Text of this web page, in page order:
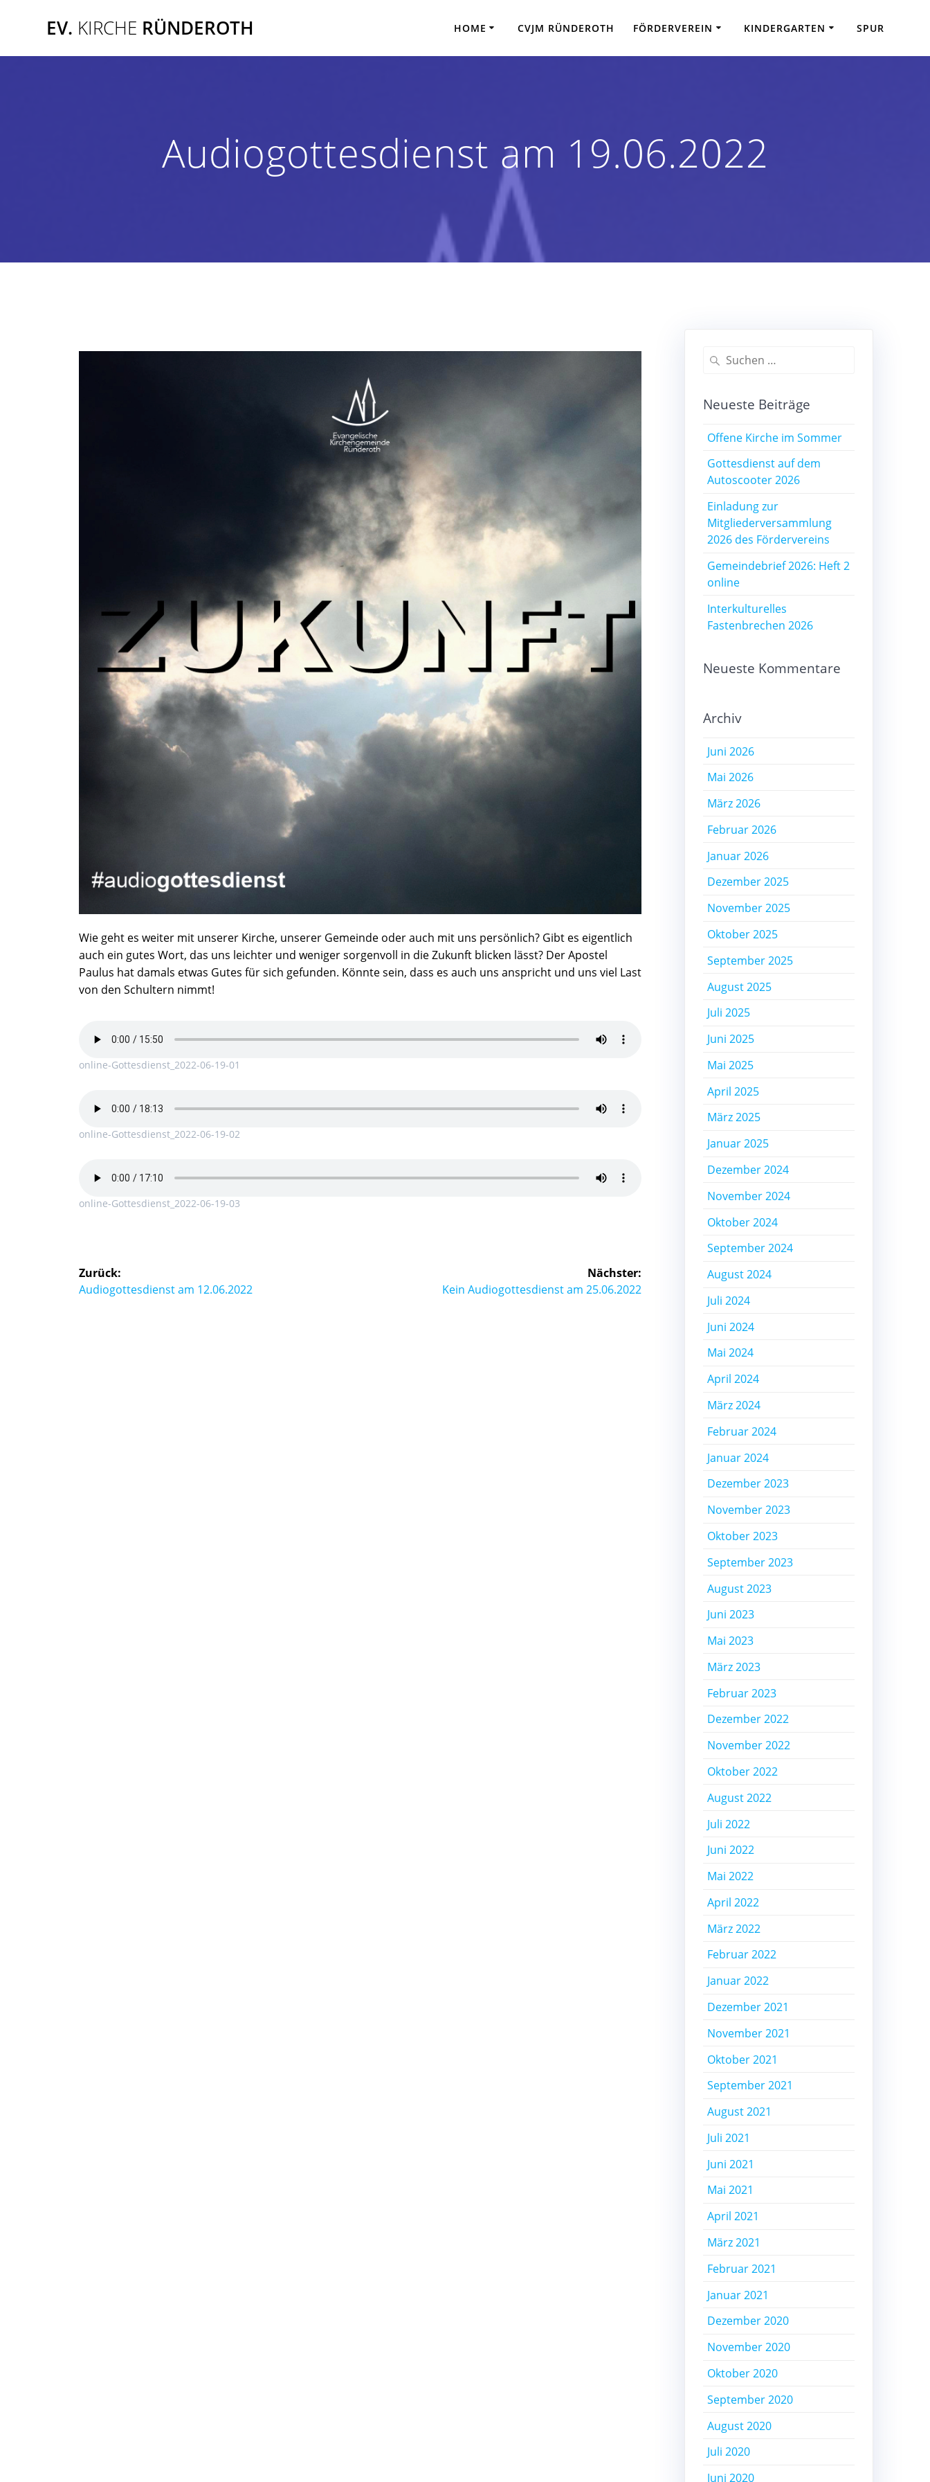
EV. KIRCHE RÜNDEROTH HOME CVJM RÜNDEROTH FÖRDERVEREIN KINDERGARTEN SPUR
Audiogottesdienst am 19.06.2022
Wie geht es weiter mit unserer Kirche, unserer Gemeinde oder auch mit uns persönlich? Gibt es eigentlich
auch ein gutes Wort, das uns leichter und weniger sorgenvoll in die Zukunft blicken lässt? Der Apostel
Paulus hat damals etwas Gutes für sich gefunden. Könnte sein, dass es auch uns anspricht und uns viel Last
von den Schultern nimmt!
online-Gottesdienst_2022-06-19-01
online-Gottesdienst_2022-06-19-02
online-Gottesdienst_2022-06-19-03
Beitragsnavigation
Zurück:
Vorheriger
Audiogottesdienst am 12.06.2022
Nächster:
Nächster
Kein Audiogottesdienst am 25.06.2022
Suchen
Neueste Beiträge
Offene Kirche im Sommer
Gottesdienst auf dem
Autoscooter 2026
Einladung zur
Mitgliederversammlung
2026 des Fördervereins
Gemeindebrief 2026: Heft 2
online
Interkulturelles
Fastenbrechen 2026
Neueste Kommentare
Archiv
Juni 2026
Mai 2026
März 2026
Februar 2026
Januar 2026
Dezember 2025
November 2025
Oktober 2025
September 2025
August 2025
Juli 2025
Juni 2025
Mai 2025
April 2025
März 2025
Januar 2025
Dezember 2024
November 2024
Oktober 2024
September 2024
August 2024
Juli 2024
Juni 2024
Mai 2024
April 2024
März 2024
Februar 2024
Januar 2024
Dezember 2023
November 2023
Oktober 2023
September 2023
August 2023
Juni 2023
Mai 2023
März 2023
Februar 2023
Dezember 2022
November 2022
Oktober 2022
August 2022
Juli 2022
Juni 2022
Mai 2022
April 2022
März 2022
Februar 2022
Januar 2022
Dezember 2021
November 2021
Oktober 2021
September 2021
August 2021
Juli 2021
Juni 2021
Mai 2021
April 2021
März 2021
Februar 2021
Januar 2021
Dezember 2020
November 2020
Oktober 2020
September 2020
August 2020
Juli 2020
Juni 2020